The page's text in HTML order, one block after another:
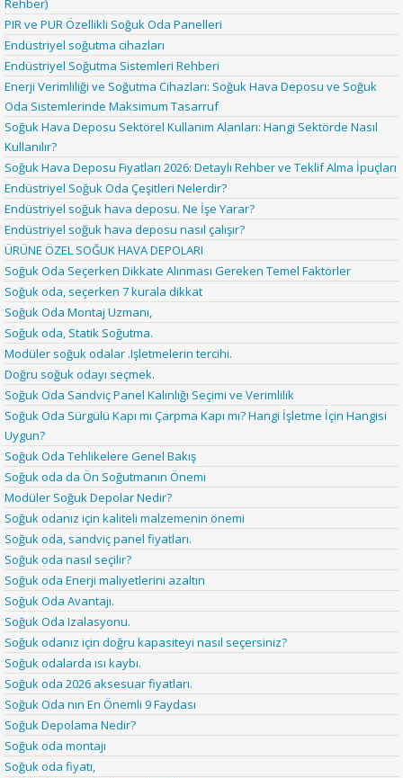
Rehber)
PIR ve PUR Özellikli Soğuk Oda Panelleri
Endüstriyel soğutma cihazları
Endüstriyel Soğutma Sistemleri Rehberi
Enerji Verimliliği ve Soğutma Cihazları: Soğuk Hava Deposu ve Soğuk
Oda Sistemlerinde Maksimum Tasarruf
Soğuk Hava Deposu Sektörel Kullanım Alanları: Hangi Sektörde Nasıl
Kullanılır?
Soğuk Hava Deposu Fiyatları 2026: Detaylı Rehber ve Teklif Alma İpuçları
Endüstriyel Soğuk Oda Çeşitleri Nelerdir?
Endüstriyel soğuk hava deposu. Ne İşe Yarar?
Endüstriyel soğuk hava deposu nasıl çalışır?
ÜRÜNE ÖZEL SOĞUK HAVA DEPOLARI
Soğuk Oda Seçerken Dikkate Alınması Gereken Temel Faktörler
Soğuk oda, seçerken 7 kurala dikkat
Soğuk Oda Montaj Uzmanı,
Soğuk oda, Statik Soğutma.
Modüler soğuk odalar .Işletmelerin tercihi.
Doğru soğuk odayı seçmek.
Soğuk Oda Sandviç Panel Kalınlığı Seçimi ve Verimlilik
Soğuk Oda Sürgülü Kapı mı Çarpma Kapı mı? Hangi İşletme İçin Hangisi
Uygun?
Soğuk Oda Tehlikelere Genel Bakış
Soğuk oda da Ön Soğutmanın Önemi
Modüler Soğuk Depolar Nedir?
Soğuk odanız için kaliteli malzemenin önemi
Soğuk oda, sandviç panel fiyatları.
Soğuk oda nasıl seçilir?
Soğuk oda Enerji maliyetlerini azaltın
Soğuk Oda Avantajı.
Soğuk Oda Izalasyonu.
Soğuk odanız için doğru kapasiteyi nasıl seçersiniz?
Soğuk odalarda ısı kaybı.
Soğuk oda 2026 aksesuar fiyatları.
Soğuk Oda nın En Önemli 9 Faydası
Soğuk Depolama Nedir?
Soğuk oda montajı
Soğuk oda fiyatı,